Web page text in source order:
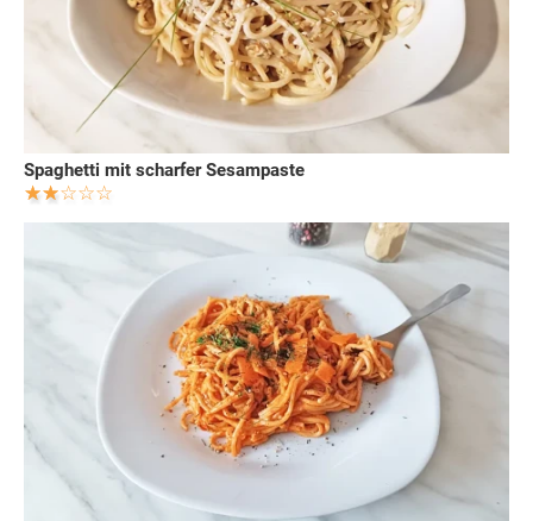
Spaghetti mit scharfer Sesampaste